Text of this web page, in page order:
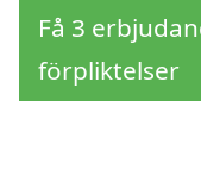
Få 3
förpliktelser